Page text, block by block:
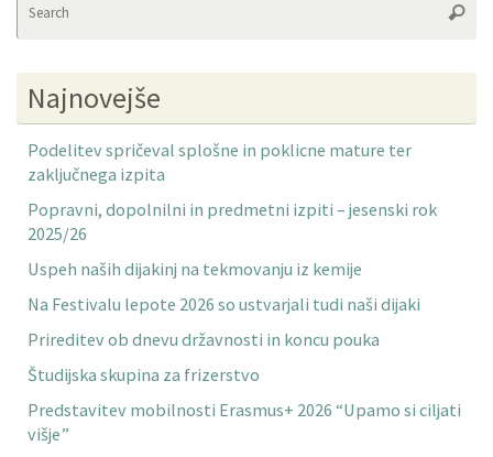
Najnovejše
Podelitev spričeval splošne in poklicne mature ter
zaključnega izpita
Popravni, dopolnilni in predmetni izpiti – jesenski rok
2025/26
Uspeh naših dijakinj na tekmovanju iz kemije
Na Festivalu lepote 2026 so ustvarjali tudi naši dijaki
Prireditev ob dnevu državnosti in koncu pouka
Študijska skupina za frizerstvo
Predstavitev mobilnosti Erasmus+ 2026 “Upamo si ciljati
višje”